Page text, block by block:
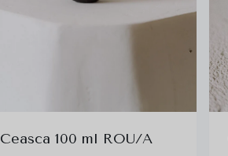
Ceasca 100 ml ROU/A